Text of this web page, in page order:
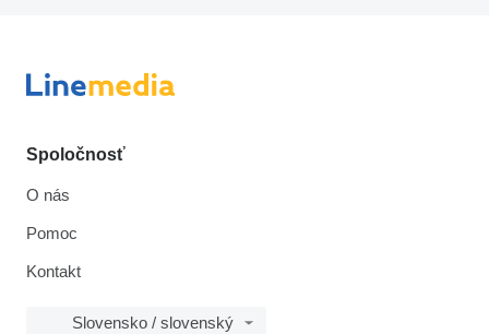
Spoločnosť
O nás
Pomoc
Kontakt
Slovensko / slovenský